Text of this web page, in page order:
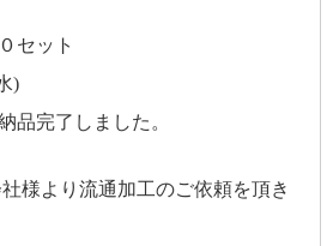
セット
)
品完了しました。
様より流通加工のご依頼を頂き